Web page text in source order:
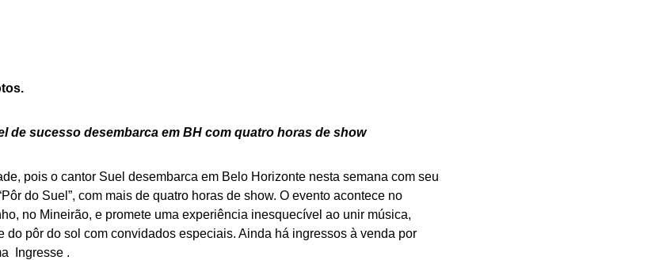
de sucesso desembarca em BH com quatro horas de show
pois o cantor Suel desembarca em Belo Horizonte nesta semana com seu
do Suel”, com mais de quatro horas de show. O evento acontece no
no Mineirão, e promete uma experiência inesquecível ao unir música,
do pôr do sol com convidados especiais. Ainda há ingressos à venda por
Ingresse .